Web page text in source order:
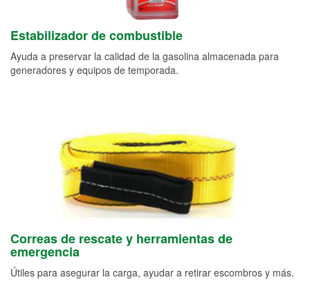
Estabilizador de combustible
Ayuda a preservar la calidad de la gasolina almacenada para
generadores y equipos de temporada.
Correas de rescate y herramientas de
emergencia
Útiles para asegurar la carga, ayudar a retirar escombros y más.